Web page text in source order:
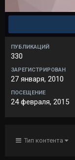
ПУБЛИКАЦИЙ
330
ЗАРЕГИСТРИРОВАН
27 января, 2010
ПОСЕЩЕНИЕ
24 февраля, 2015
Тип контента